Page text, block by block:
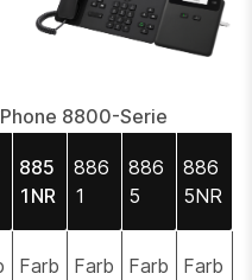
8800-Serie
885
1NR
886
1
886
5
886
5NR
Farb
Farb
Farb
Farb